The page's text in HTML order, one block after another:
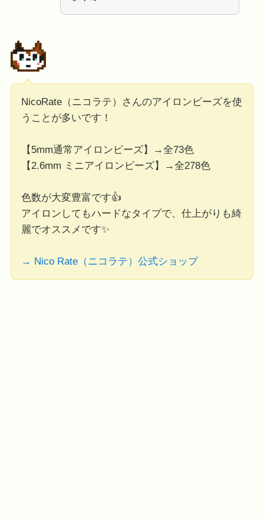
NicoRate（ニコラテ）さんのアイロンビーズを使
うことが多いです！
【5mm通常アイロンビーズ】→全73色
【2.6mm ミニアイロンビーズ】→全278色
色数が大変豊富です👍
アイロンしてもハードなタイプで、仕上がりも綺
麗でオススメです✨
→ Nico Rate（ニコラテ）公式ショップ